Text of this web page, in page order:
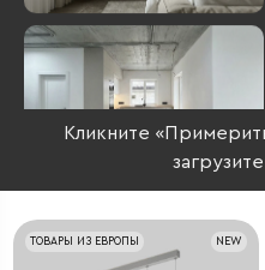
Кликните
NEW
ТОВАРЫ ИЗ ЕВРОПЫ